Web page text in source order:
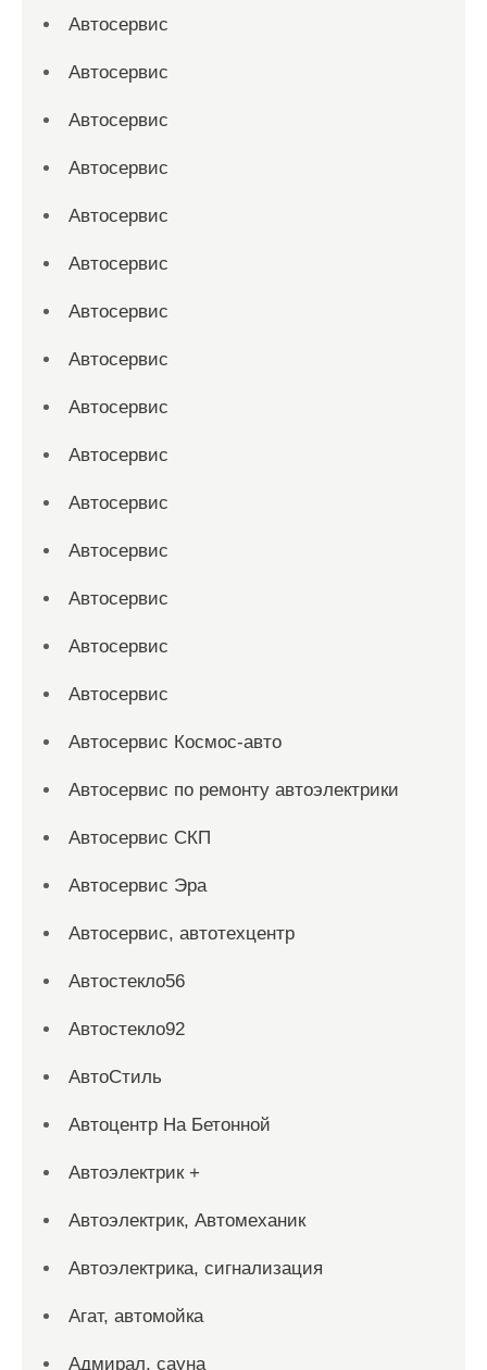
Автосервис
Автосервис
Автосервис
Автосервис
Автосервис
Автосервис
Автосервис
Автосервис
Автосервис
Автосервис
Автосервис
Автосервис
Автосервис
Автосервис
Автосервис
Автосервис Космос-авто
Автосервис по ремонту автоэлектрики
Автосервис СКП
Автосервис Эра
Автосервис, автотехцентр
Автостекло56
Автостекло92
АвтоСтиль
Автоцентр На Бетонной
Автоэлектрик +
Автоэлектрик, Автомеханик
Автоэлектрика, сигнализация
Агат, автомойка
Адмирал, сауна